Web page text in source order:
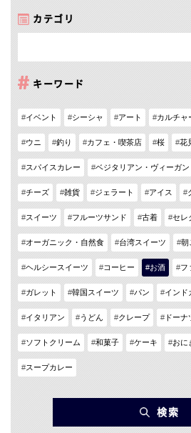
カテゴリ
キーワード
イベント シーシャ アート カルチャ
ウニ 釣り カフェ・喫茶店 桜 花
スパイスカレー ベジタリアン・ヴィーガン
チーズ 雑貨 ジェラート アイス
スイーツ フルーツサンド 古着 セレ
オーガニック・自然食 台湾スイーツ 朝
ヘルシースイーツ コーヒー お酒 フ
ガレット 韓国スイーツ パン インド
イタリアン うどん クレープ ドーナ
ソフトクリーム 和菓子 ケーキ おに
スープカレー
検索